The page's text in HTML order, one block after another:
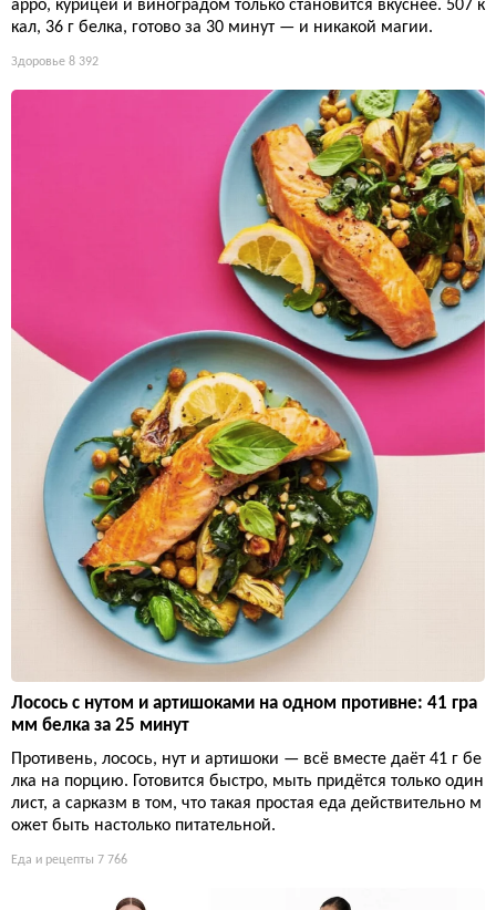
арро, курицей и виноградом только становится вкуснее. 507 к
кал, 36 г белка, готово за 30 минут — и никакой магии.
Здоровье 8 392
Лосось с нутом и артишоками на одном противне: 41 гра
мм белка за 25 минут
Противень, лосось, нут и артишоки — всё вместе даёт 41 г бе
лка на порцию. Готовится быстро, мыть придётся только один
лист, а сарказм в том, что такая простая еда действительно м
ожет быть настолько питательной.
Еда и рецепты 7 766